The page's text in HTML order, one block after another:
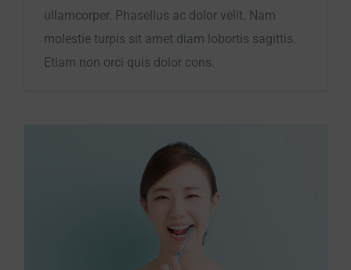
ullamcorper. Phasellus ac dolor velit. Nam
molestie turpis sit amet diam lobortis sagittis.
Etiam non orci quis dolor cons.